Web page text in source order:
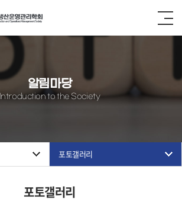
알림마당
Introduction to the Society
포토갤러리
포토갤러리